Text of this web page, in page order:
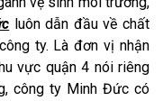
luôn dẫn đầu về chất
ty. Là đơn vị nhận
vực quận 4 nói riêng
công ty Minh Đức có